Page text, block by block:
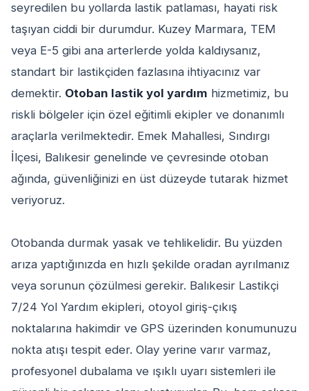
seyredilen bu yollarda lastik patlaması, hayati risk
taşıyan ciddi bir durumdur. Kuzey Marmara, TEM
veya E-5 gibi ana arterlerde yolda kaldıysanız,
standart bir lastikçiden fazlasına ihtiyacınız var
demektir. Otoban lastik yol yardım hizmetimiz, bu
riskli bölgeler için özel eğitimli ekipler ve donanımlı
araçlarla verilmektedir. Emek Mahallesi, Sındırgı
İlçesi, Balıkesir genelinde ve çevresinde otoban
ağında, güvenliğinizi en üst düzeyde tutarak hizmet
veriyoruz.
Otobanda durmak yasak ve tehlikelidir. Bu yüzden
arıza yaptığınızda en hızlı şekilde oradan ayrılmanız
veya sorunun çözülmesi gerekir. Balıkesir Lastikçi
7/24 Yol Yardım ekipleri, otoyol giriş-çıkış
noktalarına hakimdir ve GPS üzerinden konumunuzu
nokta atışı tespit eder. Olay yerine varır varmaz,
profesyonel dubalama ve ışıklı uyarı sistemleri ile